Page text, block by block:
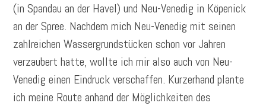
(in Spandau an der Havel) und Neu-Venedig in Köpenick
an der Spree. Nachdem mich Neu-Venedig mit seinen
zahlreichen Wassergrundstücken schon vor Jahren
verzaubert hatte, wollte ich mir also auch von Neu-
Venedig einen Eindruck verschaffen. Kurzerhand plante
ich meine Route anhand der Möglichkeiten des